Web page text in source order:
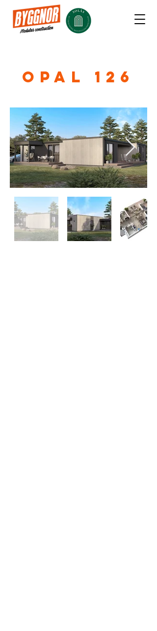
OPAL 126